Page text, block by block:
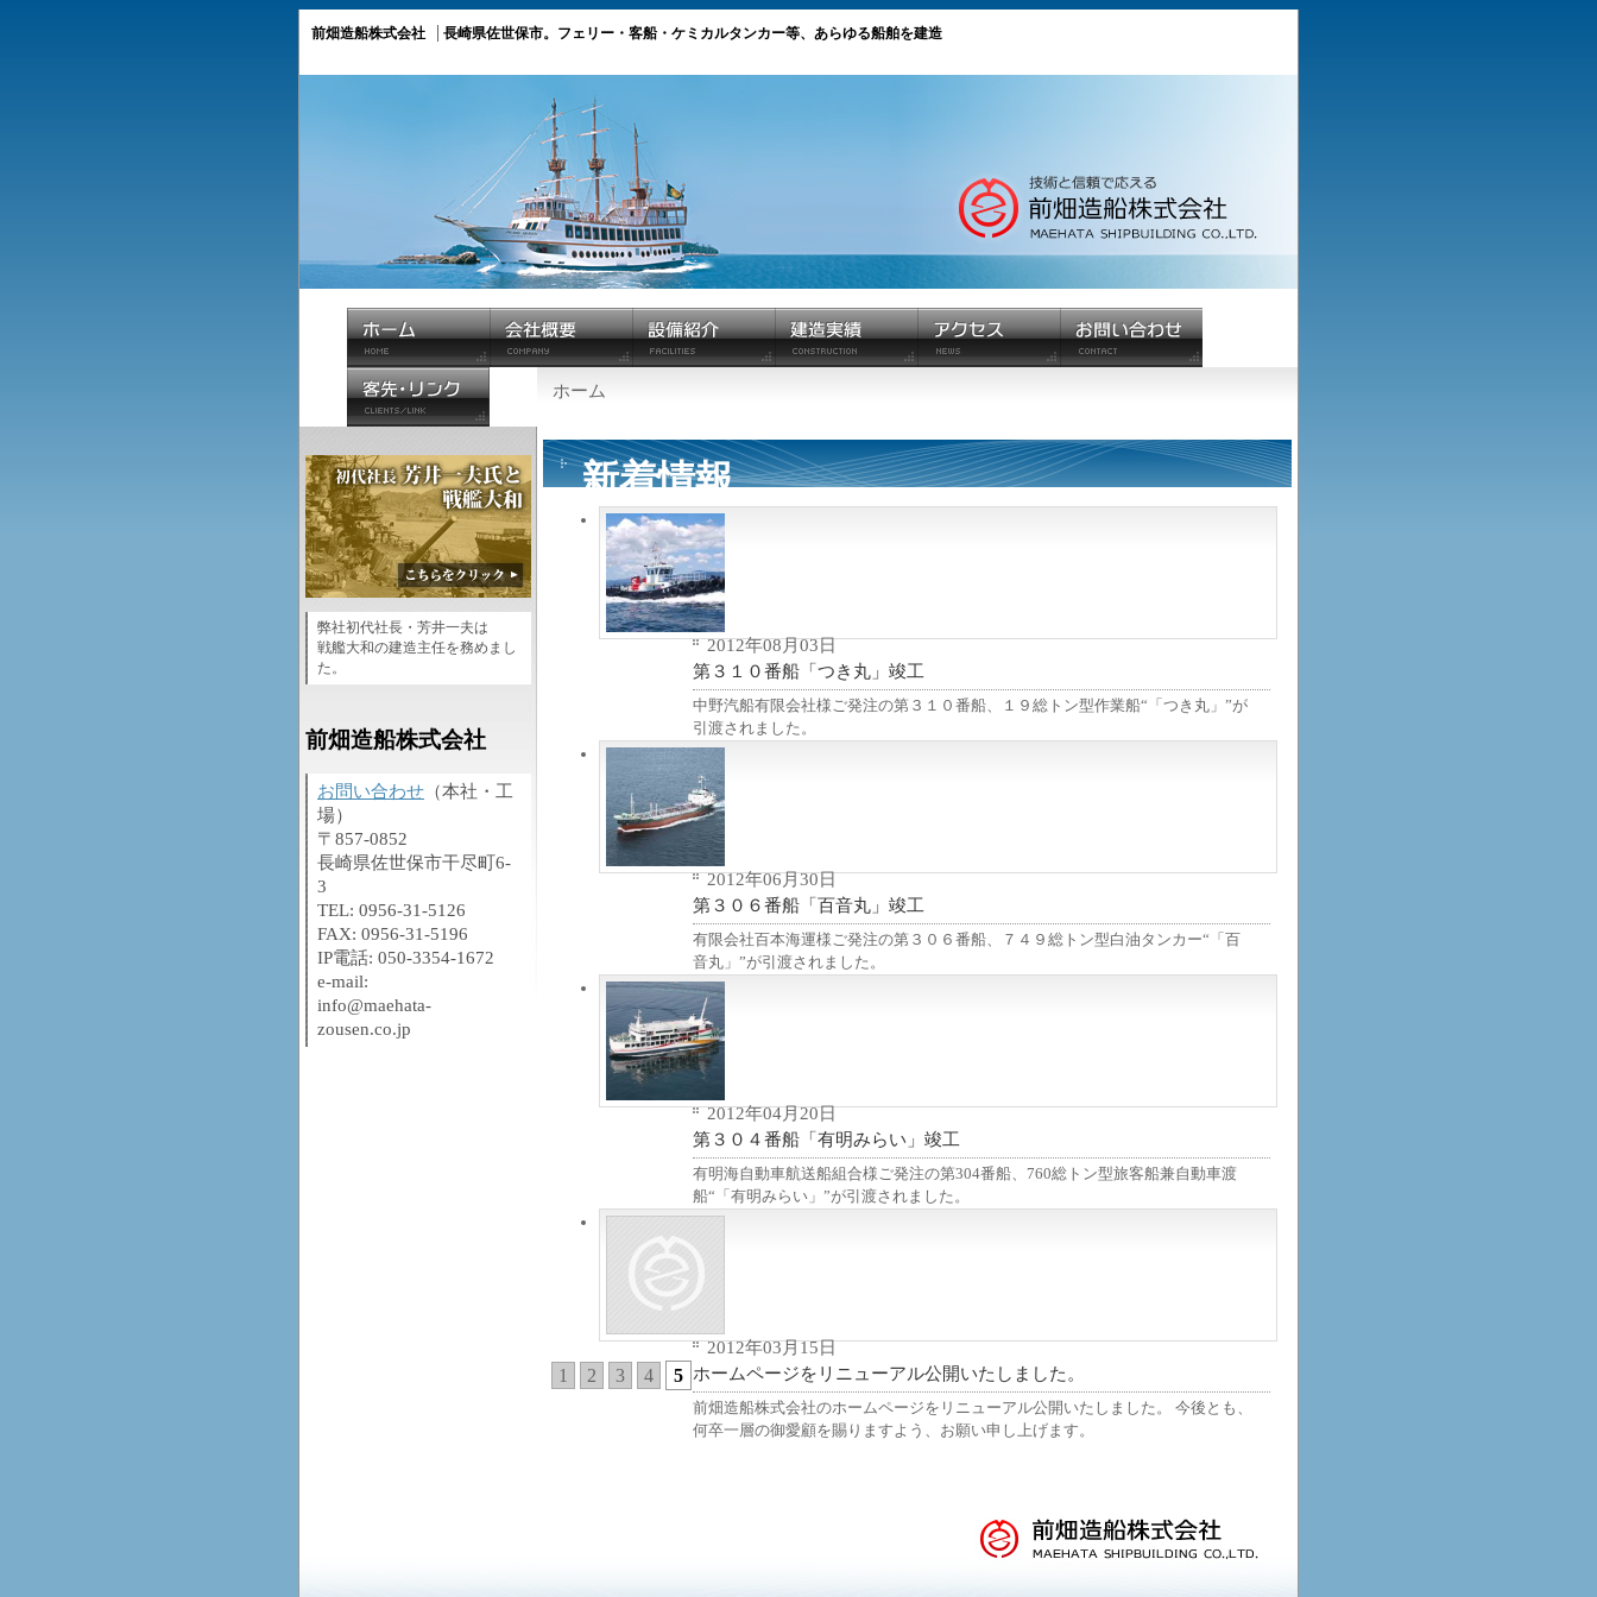
前畑造船株式会社 長崎県佐世保市。フェリー・客船・ケミカルタンカー等、あらゆる船舶を建造
ホーム
新着情報
2012年08月03日
第３１０番船「つき丸」竣工
中野汽船有限会社様ご発注の第３１０番船、１９総トン型作業船“「つき丸」”が
引渡されました。
2012年06月30日
第３０６番船「百音丸」竣工
有限会社百本海運様ご発注の第３０６番船、７４９総トン型白油タンカー“「百
音丸」”が引渡されました。
2012年04月20日
第３０４番船「有明みらい」竣工
有明海自動車航送船組合様ご発注の第304番船、760総トン型旅客船兼自動車渡
船“「有明みらい」”が引渡されました。
2012年03月15日
ホームページをリニューアル公開いたしました。
前畑造船株式会社のホームページをリニューアル公開いたしました。 今後とも、
何卒一層の御愛顧を賜りますよう、お願い申し上げます。
1 2 3 4 5
弊社初代社長・芳井一夫は
戦艦大和の建造主任を務めまし
た。
前畑造船株式会社
お問い合わせ （本社・工
場）
〒857-0852
長崎県佐世保市干尽町6-
3
TEL: 0956-31-5126
FAX: 0956-31-5196
IP電話: 050-3354-1672
e-mail:
info@maehata-
zousen.co.jp